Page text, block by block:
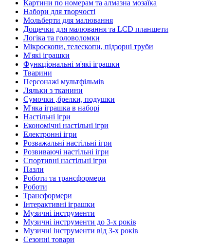
Картини по номерам та алмазна мозаїка
Набори для творчості
Мольберти для малювання
Дощечки для малювання та LCD планшети
Логіка та головоломки
Мікроскопи, телескопи, підзорні труби
М'які іграшки
Функціональні м'які іграшки
Тварини
Персонажі мультфільмів
Ляльки з тканини
Сумочки ,брелки, подушки
М'яка іграшка в наборі
Настільні ігри
Економічні настільні ігри
Електронні ігри
Розважальні настільні ігри
Розвиваючі настільні ігри
Спортивні настільні ігри
Пазли
Роботи та трансформери
Роботи
Трансформери
Інтерактивні іграшки
Музичні інструменти
Музичні інструменти до 3-х років
Музичні інструменти від 3-х років
Сезонні товари